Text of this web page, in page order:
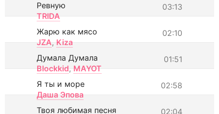
03:13
Ревную
TRIDA
02:10
Жарю как мясо
JZA, Kiza
01:51
Думала Думала
Blockkid, MAYOT
02:58
Я ты и море
Даша Эпова
02:04
Твоя любимая песня